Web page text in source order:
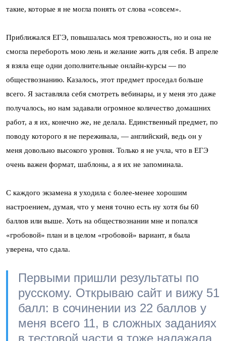
такие, которые я не могла понять от слова «совсем».
Приближался ЕГЭ, повышалась моя тревожность, но и она не
смогла перебороть мою лень и желание жить для себя. В апреле
я взяла еще одни дополнительные онлайн-курсы — по
обществознанию. Казалось, этот предмет проседал больше
всего. Я заставляла себя смотреть вебинары, и у меня это даже
получалось, но нам задавали огромное количество домашних
работ, а я их, конечно же, не делала. Единственный предмет, по
поводу которого я не переживала, — английский, ведь он у
меня довольно высокого уровня. Только я не учла, что в ЕГЭ
очень важен формат, шаблоны, а я их не запоминала.
С каждого экзамена я уходила с более-менее хорошим
настроением, думая, что у меня точно есть ну хотя бы 60
баллов или выше. Хоть на обществознании мне и попался
«гробовой» план и в целом «гробовой» вариант, я была
уверена, что сдала.
Первыми пришли результаты по
русскому. Открываю сайт и вижу 51
балл: в сочинении из 22 баллов у
меня всего 11, в сложных заданиях